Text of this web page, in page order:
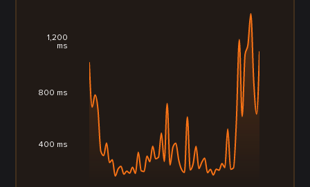
400 ms
800 ms
1,200
ms